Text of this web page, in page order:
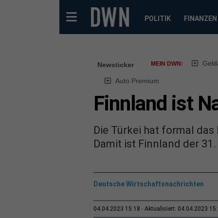
POLITIK FINANZEN
Newsticker MEIN DWN:
Auto Premium
Finnland ist
Die Türkei hat formal
Damit ist Finnland der
Deutsche Wirtschaftsnachrichten
04.04.2023 15:18 Aktualisiert: 04.04.2023